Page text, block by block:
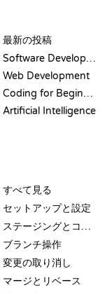
最新の投稿
Software Development
Web Development
Coding for Beginners
Artificial Intelligence
すべて見る
セットアップと設定
ステージングとコミット
ブランチ操作
変更の取り消し
マージとリベース